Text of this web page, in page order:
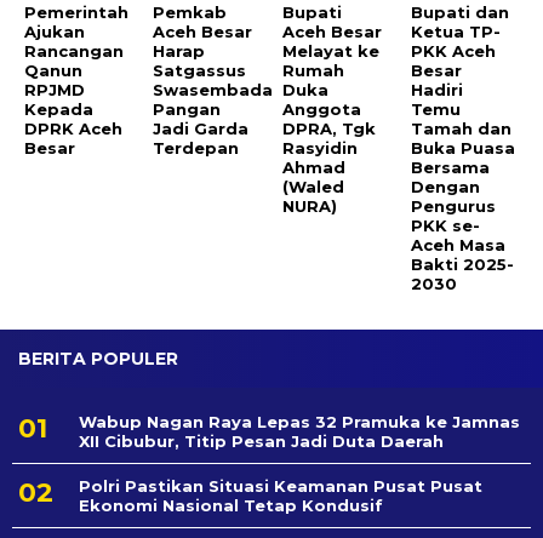
Pemerintah
Ajukan
Rancangan
Qanun
RPJMD
Kepada
DPRK Aceh
Besar
Pemkab
Aceh Besar
Harap
Satgassus
Swasembada
Pangan
Jadi Garda
Terdepan
Bupati
Aceh Besar
Melayat ke
Rumah
Duka
Anggota
DPRA, Tgk
Rasyidin
Ahmad
(Waled
NURA)
Bupati dan
Ketua TP-
PKK Aceh
Besar
Hadiri
Temu
Tamah dan
Buka Puasa
Bersama
Dengan
Pengurus
PKK se-
Aceh Masa
Bakti 2025-
2030
BERITA POPULER
Wabup Nagan Raya Lepas 32 Pramuka ke Jamnas
XII Cibubur, Titip Pesan Jadi Duta Daerah
Polri Pastikan Situasi Keamanan Pusat Pusat
Ekonomi Nasional Tetap Kondusif